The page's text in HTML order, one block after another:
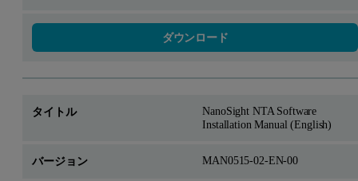
ダウンロード
NanoSight NTA Software
Installation Manual (English)
MAN0515-02-EN-00